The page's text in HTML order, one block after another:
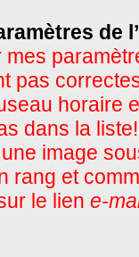
de
mes
pas
horaire
dans la liste!
image
rang et
le lien e-